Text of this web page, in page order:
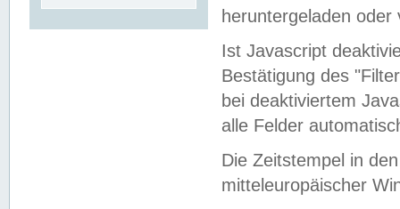
heruntergeladen oder
Ist Javascript
Bestätigung des
bei deaktiviertem
alle Felder
Die Zeitstempel in
mitteleuropäischer